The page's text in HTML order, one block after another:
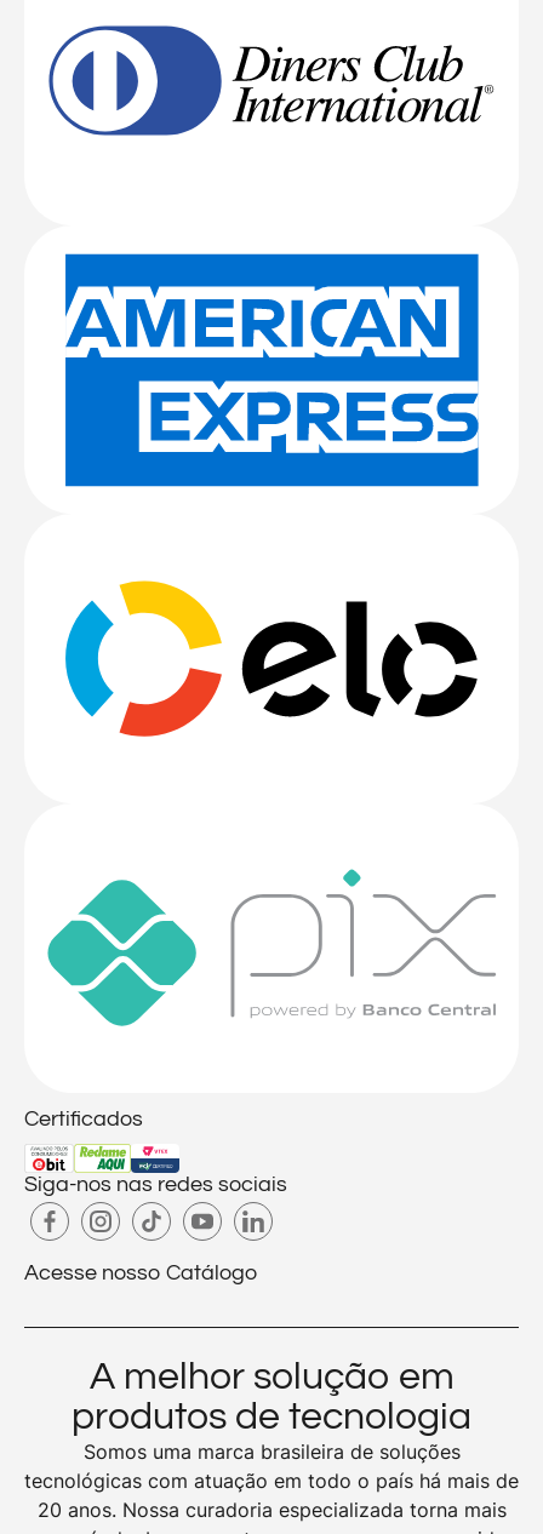
Certificados
Siga-nos nas redes sociais
Acesse nosso Catálogo
A melhor solução em
produtos de tecnologia
Somos uma marca brasileira de soluções
tecnológicas com atuação em todo o país há mais de
20 anos. Nossa curadoria especializada torna mais